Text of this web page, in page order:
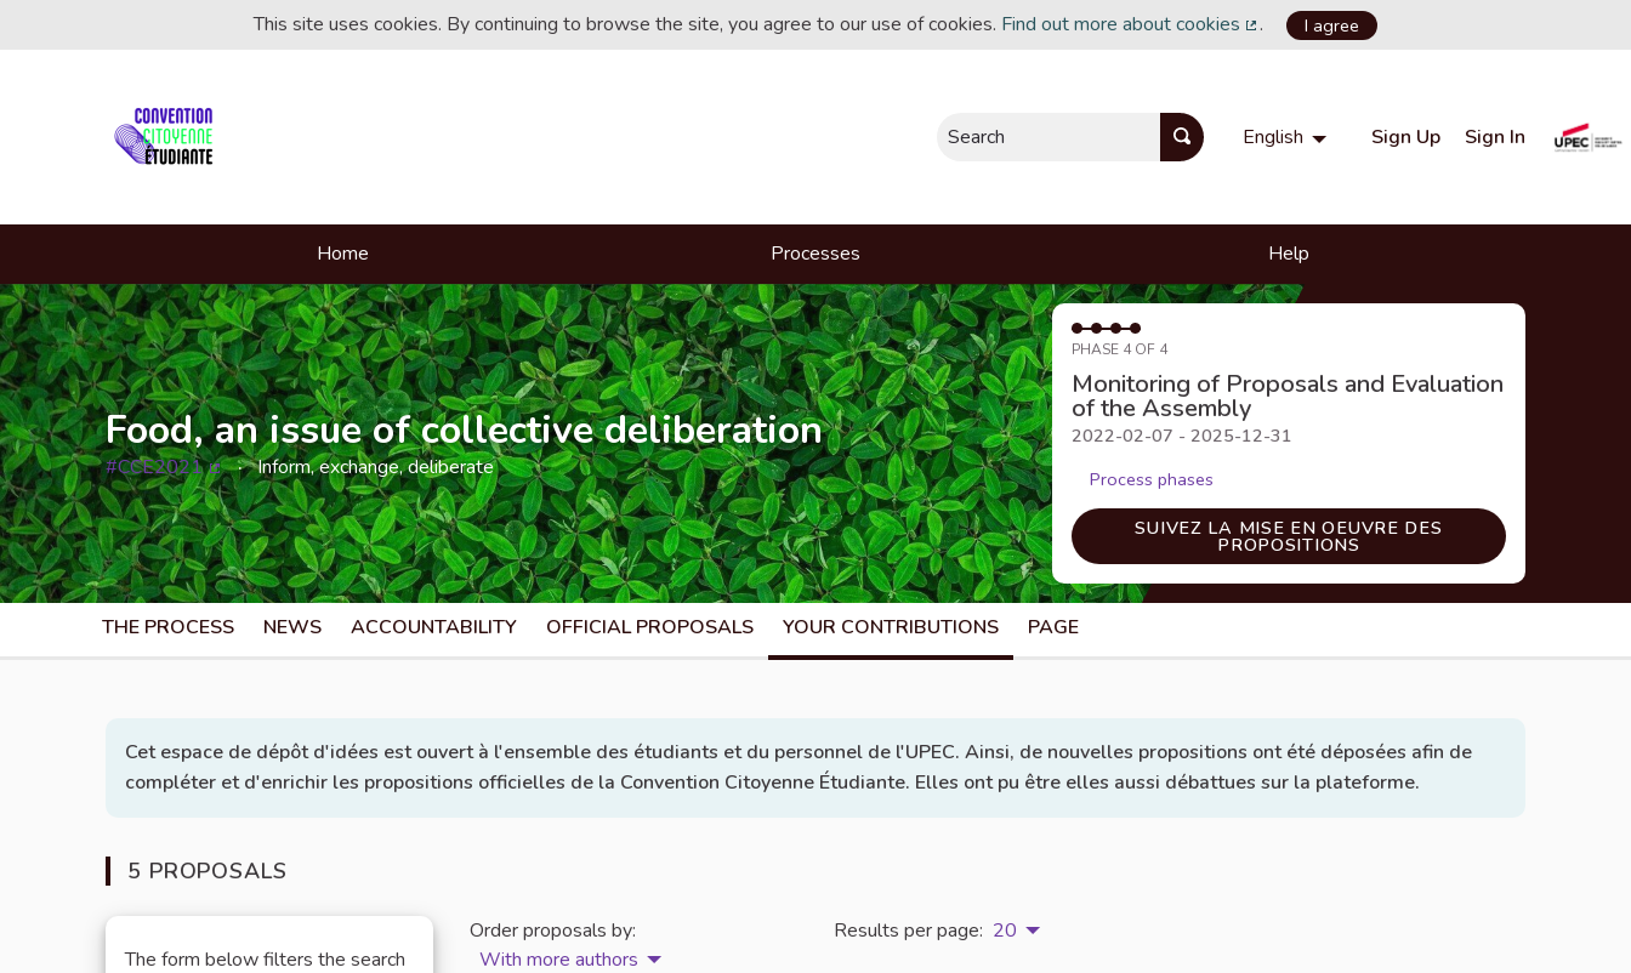
This site uses cookies. By continuing to browse the site, you agree to our use of cookies. Find out more about cookies
(External link)
. I agree
Search English Choisir la langue Choose language
Sign Up Sign In
Home Processes Help
Food, an issue of collective deliberation
#CCE2021
(External link)
Inform, exchange, deliberate
PHASE 4 OF 4
Monitoring of Proposals and Evaluation
of the Assembly
2022-02-07 - 2025-12-31
Process phases
SUIVEZ LA MISE EN OEUVRE DES
PROPOSITIONS
THE PROCESS NEWS ACCOUNTABILITY OFFICIAL PROPOSALS YOUR CONTRIBUTIONS PAGE
Cet espace de dépôt d'idées est ouvert à l'ensemble des étudiants et du personnel de l'UPEC. Ainsi, de nouvelles propositions ont été déposées afin de
compléter et d'enrichir les propositions officielles de la Convention Citoyenne Étudiante. Elles ont pu être elles aussi débattues sur la plateforme.
5 PROPOSALS
The form below filters the search
Order proposals by:
With more authors
Results per page: 20